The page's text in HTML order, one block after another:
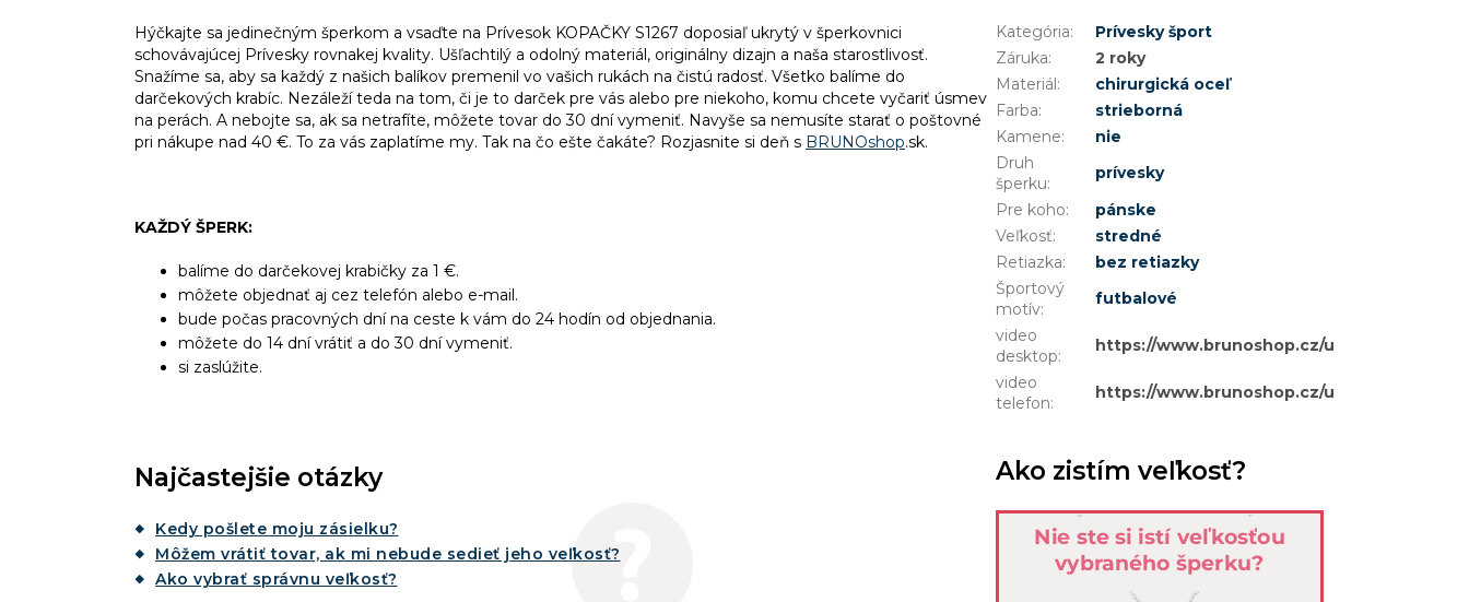
Hýčkajte sa jedinečným šperkom a vsaďte na Prívesok KOPAČKY S1267 doposiaľ ukrytý v šperkovnici
schovávajúcej Prívesky rovnakej kvality. Ušľachtilý a odolný materiál, originálny dizajn a naša starostlivosť.
Snažíme sa, aby sa každý z našich balíkov premenil vo vašich rukách na čistú radosť. Všetko balíme do
darčekových krabíc. Nezáleží teda na tom, či je to darček pre vás alebo pre niekoho, komu chcete vyčariť úsmev
na perách. A nebojte sa, ak sa netrafíte, môžete tovar do 30 dní vymeniť. Navyše sa nemusíte starať o poštovné
pri nákupe nad 40 €. To za vás zaplatíme my. Tak na čo ešte čakáte? Rozjasnite si deň s BRUNOshop.sk.
KAŽDÝ ŠPERK:
balíme do darčekovej krabičky za 1 €.
môžete objednať aj cez telefón alebo e-mail.
bude počas pracovných dní na ceste k vám do 24 hodín od objednania.
môžete do 14 dní vrátiť a do 30 dní vymeniť.
si zaslúžite.
Najčastejšie otázky
Kedy pošlete moju zásielku?
Môžem vrátiť tovar, ak mi nebude sedieť jeho veľkosť?
Ako vybrať správnu veľkosť?
Kategória:
Prívesky šport
Záruka:
2 roky
Materiál:
chirurgická oceľ
Farba:
strieborná
Kamene:
nie
Druh
šperku:
prívesky
Pre koho:
pánske
Veľkosť:
stredné
Retiazka:
bez retiazky
Športový
motív:
futbalové
video
desktop:
https://www.brunoshop.cz/user/documents/
video
telefon:
https://www.brunoshop.cz/user/documents/
Ako zistím veľkosť?